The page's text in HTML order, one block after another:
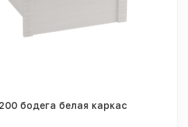
бодега белая каркас